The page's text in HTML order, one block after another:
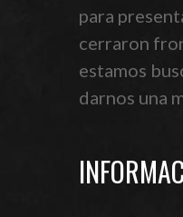
para
cerraron
estamos
darnos una